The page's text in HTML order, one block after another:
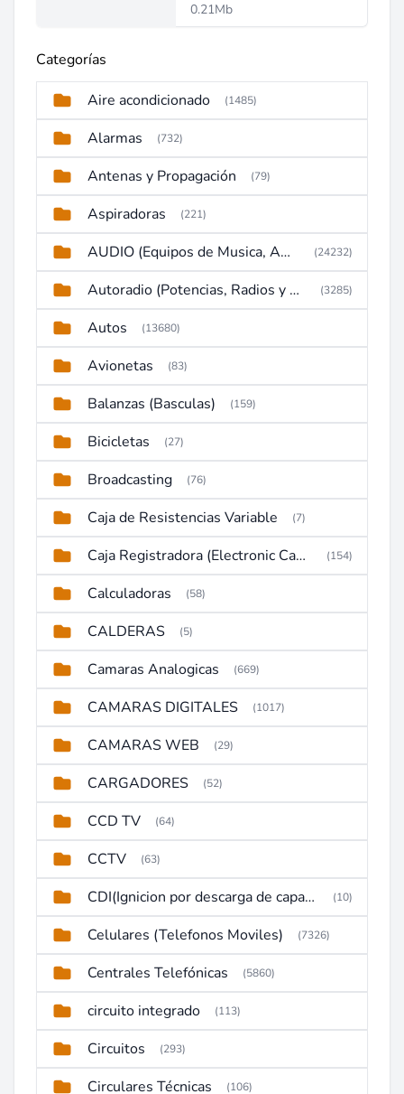
0.21Mb
Categorías
Aire acondicionado (1485)
Alarmas (732)
Antenas y Propagación (79)
Aspiradoras (221)
AUDIO (Equipos de Musica, Amplificadores, Reproductores, Etc) (24232)
Autoradio (Potencias, Radios y DVD) (3285)
Autos (13680)
Avionetas (83)
Balanzas (Basculas) (159)
Bicicletas (27)
Broadcasting (76)
Caja de Resistencias Variable (7)
Caja Registradora (Electronic Cash Register) (154)
Calculadoras (58)
CALDERAS (5)
Camaras Analogicas (669)
CAMARAS DIGITALES (1017)
CAMARAS WEB (29)
CARGADORES (52)
CCD TV (64)
CCTV (63)
CDI(Ignicion por descarga de capacitor) (10)
Celulares (Telefonos Moviles) (7326)
Centrales Telefónicas (5860)
circuito integrado (113)
Circuitos (293)
Circulares Técnicas (106)